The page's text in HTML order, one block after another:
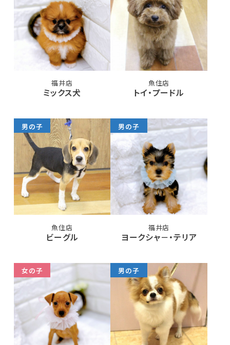
福井店
ミックス犬
魚住店
トイ・プードル
男の子
魚住店
ビーグル
男の子
福井店
ヨークシャ－・テリア
女の子 男の子